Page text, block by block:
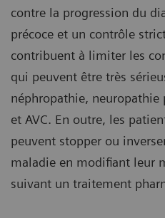
contre la progression du
précoce et un contrôle
contribuent à limiter les
qui peuvent être très
néphropathie,
et AVC. En outre, les
peuvent stopper ou
maladie en modifiant leur
suivant un traitement